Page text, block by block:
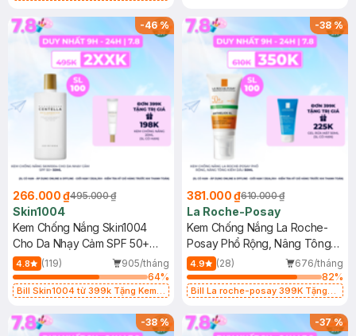
25ml (SL Có Hạn)
-46%
266.000 ₫495.000 ₫
Skin1004
Kem Chống Nắng Skin1004
Cho Da Nhạy Cảm SPF 50+
50ml
4.8 (119)
905/tháng
64%
Bill Skin1004 từ 399k Tặng Kem
SPF 50+ 20ml (SL Có Hạn)
-38%
381.000 ₫610.000 ₫
La Roche-Posay
Kem Chống Nắng La Roche-
Posay Phổ Rộng, Nâng Tông
Kiềm Dầu 50ml
4.9 (28)
676/tháng
82%
Bill La roche-posay 399K Tặng
(SL có hạn)
-38% -37%